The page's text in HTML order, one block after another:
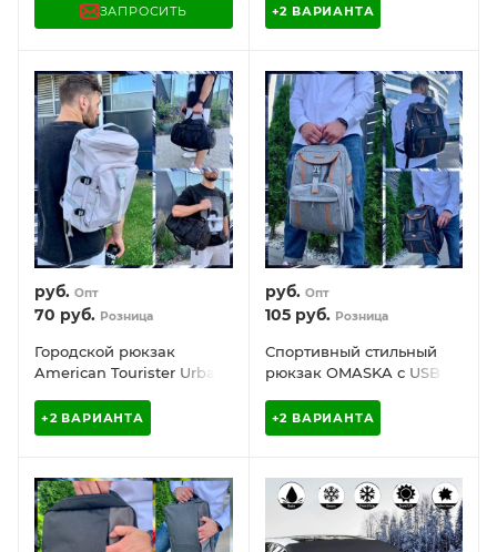
для гаджетов до 17
ЗАПРОСИТЬ +2 ВАРИАНТА
руб. Опт
70 руб. Розница
Городской рюкзак
American Tourister Urban
(Форма цилиндр)
+2 ВАРИАНТА
руб. Опт
105руб. Розница
Спортивный стильный
рюкзак OMASKA с USB /
отделение
+2 ВАРИАНТА